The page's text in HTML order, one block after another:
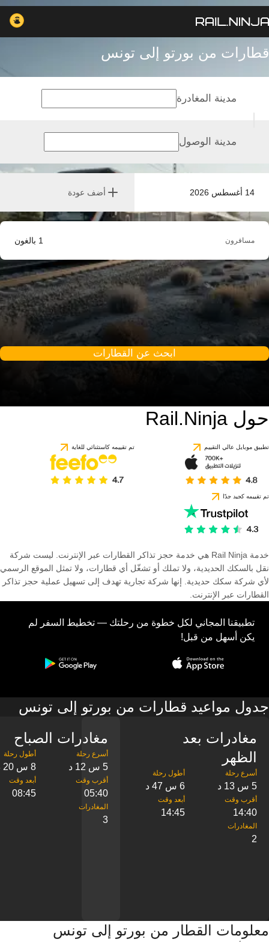
قطارات من بورتو إلى تونس
14 أغسطس 2026 أضف عودة
مدينة المغادرة
مدينة الوصول
مسافرون 1 بالغون
ابحث عن القطارات
حول Rail.Ninja
تطبيق موبايل عالي التقييم تم تقييمه كاستثنائي للغاية
تم تقييمه كجيد جدًا
خدمة Rail Ninja هي خدمة حجز تذاكر القطارات عبر الإنترنت. ليست شركة
نقل بالسكك الحديدية، ولا تملك أو تشغّل أي قطارات، ولا تمثل الموقع الرسمي
لأي شركة سكك حديدية. إنها شركة تجارية تهدف إلى تسهيل عملية حجز تذاكر
القطارات عبر الإنترنت.
تطبيقنا المجاني لكل خطوة من رحلتك — تخطيط السفر لم
يكن أسهل من قبل!
جدول مواعيد قطارات من بورتو إلى تونس
مغادرات بعد
الظهر
5 س 13 د 6 س 47 د
14:40
14:45
2
مغادرات الصباح
5 س 12 د 8 س 20 د
05:40
08:45
3
معلومات القطار من ‎بورتو إلى ‎تونس